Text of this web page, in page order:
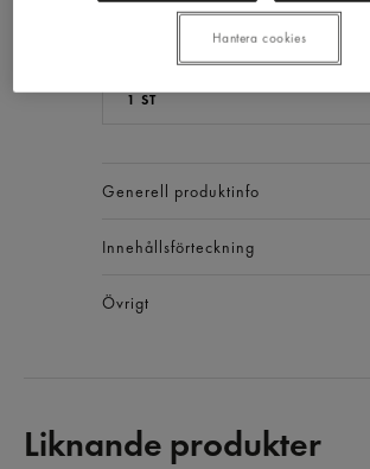
Priset gäller t.o.m 2026.08.09
Lägsta 30-dgrspris :210,94 kr/st
1 ST
Generell produktinfo
Innehållsförteckning
Övrigt
Liknande produkter
Hantera cookies